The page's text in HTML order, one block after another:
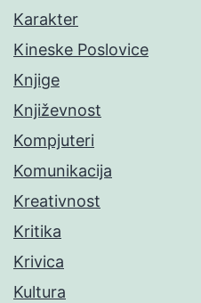
Karakter
Kineske Poslovice
Knjige
Književnost
Kompjuteri
Komunikacija
Kreativnost
Kritika
Krivica
Kultura